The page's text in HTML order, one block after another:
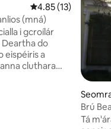
Meánrátáil 4.85 as
4.85 (13)
(mná)
i gcroílár
Deartha do
eispéiris a
cluthara
Brú
Tá